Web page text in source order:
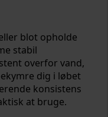
blot opholde
stabil
overfor vand,
dig i løbet
konsistens
at bruge.